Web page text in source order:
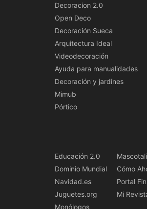
Decoracion 2.0
Open Deco
Decoración Sueca
Arquitectura Ideal
Videodecoración
Ayuda para manualidades
Decoración y jardines
Mimub
Pórtico
Educación 2.0
Dominio Mundial
Navidad.es
Juguetes.org
Monólogos
Cómo
Portal
Mi